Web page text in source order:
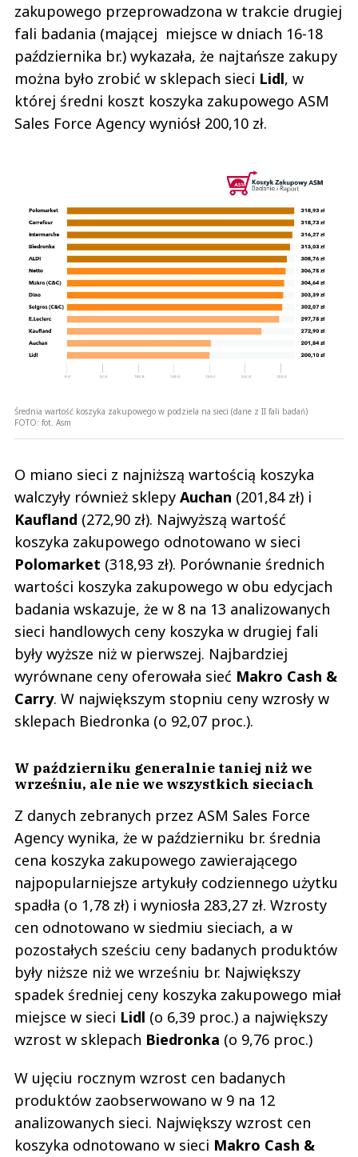
zakupowego przeprowadzona w trakcie drugiej
fali badania (mającej miejsce w dniach 16-18
października br.) wykazała, że najtańsze zakupy
można było zrobić w sklepach sieci Lidl, w
której średni koszt koszyka zakupowego ASM
Sales Force Agency wyniósł 200,10 zł.
Średnia wartość koszyka zakupowego w podziela na sieci (dane z II fali badań)
FOTO: fot. Asm
O miano sieci z najniższą wartością koszyka
walczyły również sklepy Auchan (201,84 zł) i
Kaufland (272,90 zł). Najwyższą wartość
koszyka zakupowego odnotowano w sieci
Polomarket (318,93 zł). Porównanie średnich
wartości koszyka zakupowego w obu edycjach
badania wskazuje, że w 8 na 13 analizowanych
sieci handlowych ceny koszyka w drugiej fali
były wyższe niż w pierwszej. Najbardziej
wyrównane ceny oferowała sieć Makro Cash &
Carry. W największym stopniu ceny wzrosły w
sklepach Biedronka (o 92,07 proc.).
W październiku generalnie taniej niż we
wrześniu, ale nie we wszystkich sieciach
Z danych zebranych przez ASM Sales Force
Agency wynika, że w październiku br. średnia
cena koszyka zakupowego zawierającego
najpopularniejsze artykuły codziennego użytku
spadła (o 1,78 zł) i wyniosła 283,27 zł. Wzrosty
cen odnotowano w siedmiu sieciach, a w
pozostałych sześciu ceny badanych produktów
były niższe niż we wrześniu br. Największy
spadek średniej ceny koszyka zakupowego miał
miejsce w sieci Lidl (o 6,39 proc.) a największy
wzrost w sklepach Biedronka (o 9,76 proc.)
W ujęciu rocznym wzrost cen badanych
produktów zaobserwowano w 9 na 12
analizowanych sieci. Największy wzrost cen
koszyka odnotowano w sieci Makro Cash &